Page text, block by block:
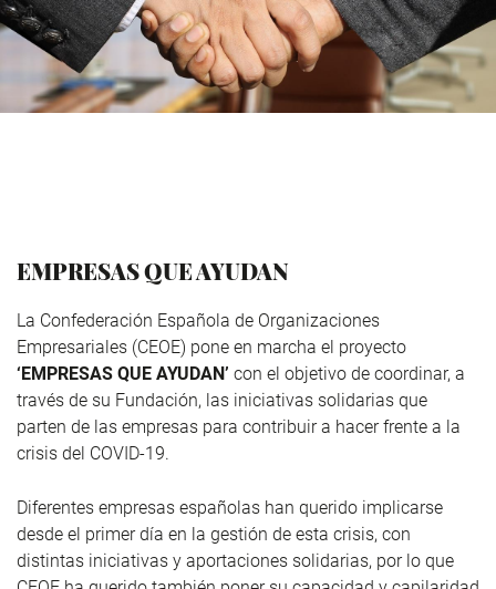
EMPRESAS QUE AYUDAN
La Confederación Española de Organizaciones
Empresariales (CEOE) pone en marcha el proyecto
‘EMPRESAS QUE AYUDAN’ con el objetivo de coordinar, a
través de su Fundación, las iniciativas solidarias que
parten de las empresas para contribuir a hacer frente a la
crisis del COVID-19.
Diferentes empresas españolas han querido implicarse
desde el primer día en la gestión de esta crisis, con
distintas iniciativas y aportaciones solidarias, por lo que